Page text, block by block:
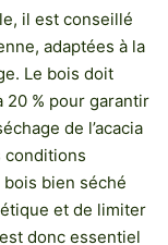
il est conseillé
adaptées à la
Le bois doit
20 % pour garantir
de l’acacia
conditions
bien séché
et de limiter
donc essentiel